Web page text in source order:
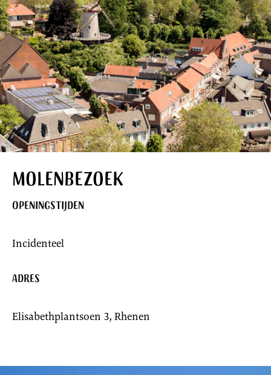
Molenbezoek
Openingstijden
Incidenteel
Adres
Elisabethplantsoen 3, Rhenen